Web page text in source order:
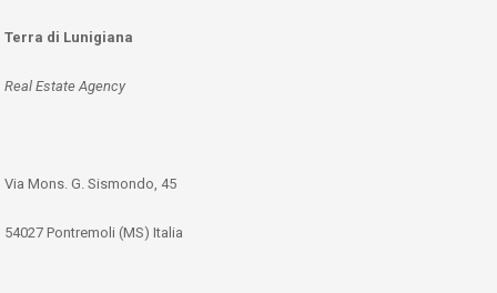
Terra di Lunigiana
Real Estate Agency
Via Mons. G. Sismondo, 45
54027 Pontremoli (MS) Italia